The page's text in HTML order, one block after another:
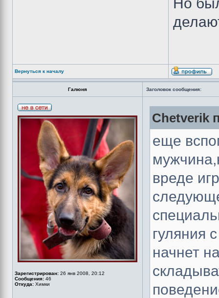
Вернуться к началу
Галюня Заголовок сообщения:
Зарегистрирован: 26 янв 2008, 20:12
Сообщения: 46
Откуда: Химки
Chetverik
еще
вреде
гуляния
начнет